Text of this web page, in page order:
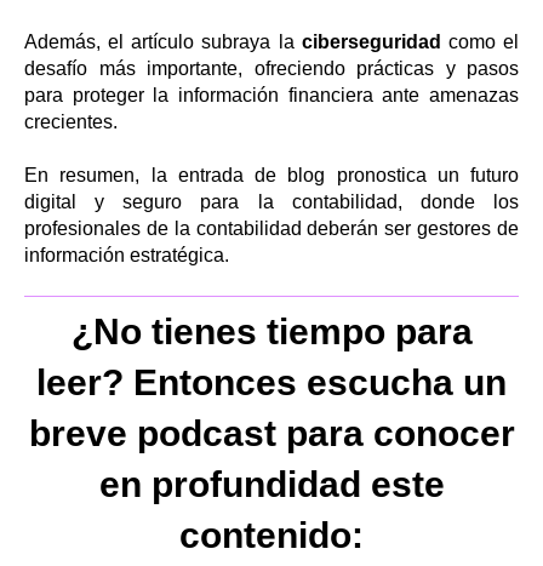
Además, el artículo subraya la ciberseguridad como el
desafío más importante, ofreciendo prácticas y pasos
para proteger la información financiera ante amenazas
crecientes.
En resumen, la entrada de blog pronostica un futuro
digital y seguro para la contabilidad, donde los
profesionales de la contabilidad deberán ser gestores de
información estratégica.
¿No tienes tiempo para
leer? Entonces escucha un
breve podcast para conocer
en profundidad este
contenido: